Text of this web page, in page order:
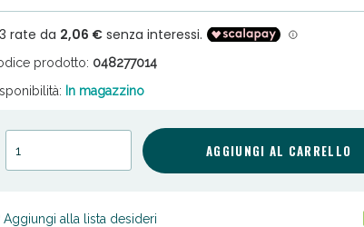
prodotto: 048277014
In magazzino
AGGIUNGI AL CARRELLO
Aggiungi alla lista desideri